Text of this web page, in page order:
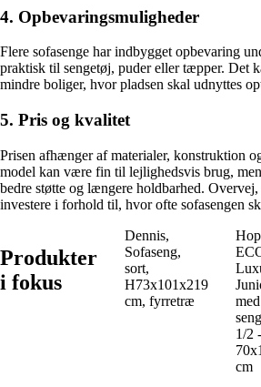
4. Opbevaringsmuligheder
Flere sofasenge har indbygget opbevaring
praktisk til sengetøj, puder eller tæpper. Det
mindre boliger, hvor pladsen skal udnyttes
5. Pris og kvalitet
Prisen afhænger af materialer, konstruktion
model kan være fin til lejlighedsvis brug,
bedre støtte og længere holdbarhed.
investere i forhold til, hvor ofte sofasengen
Produkter
i fokus
Dennis,
Sofaseng,
sort,
H73x101x219
cm, fyrretræ
med
1/2 -
cm